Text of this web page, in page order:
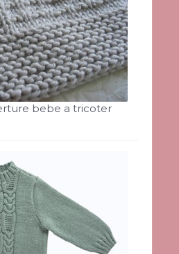
bebe a tricoter